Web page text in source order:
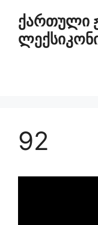
ქართული
92